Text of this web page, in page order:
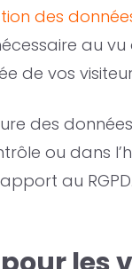
des
au
de vos
des
ou dans
au RGPD.